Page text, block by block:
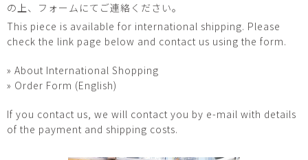
の上、フォームにてご連絡ください。
This piece is available for international shipping. Please
check the link page below and contact us using the form.
» About International Shopping
» Order Form (English)
If you contact us, we will contact you by e-mail with details
of the payment and shipping costs.